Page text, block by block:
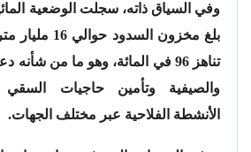
وفي السياق ذاته، سجلت الوضعية
بلغ مخزون
تناهز 96 في المائة، وهو ما من
والصيفية وتأمين حاجيات السقي
الأنشطة الفلاحية عبر مختلف الجهات.